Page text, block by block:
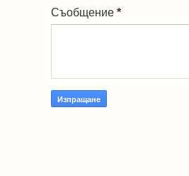
Съобщение *